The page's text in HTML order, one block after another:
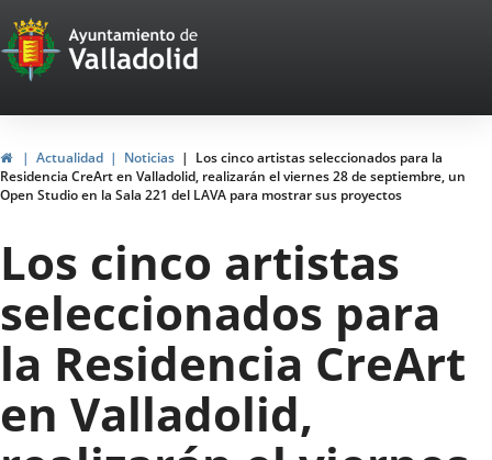
Portal
Web
del
Ayuntamiento
de
Valladolid
InicioActualidad Noticias
Los cinco artistas seleccionados para la
Residencia CreArt en Valladolid, realizarán el viernes 28 de septiembre, un
Open Studio en la Sala 221 del LAVA para mostrar sus proyectos
Los cinco artistas
seleccionados para
la Residencia CreArt
en Valladolid,